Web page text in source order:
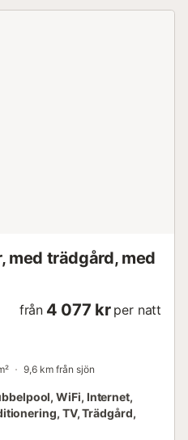
med trädgård, med
från 4 077 kr per natt
9,6 km från sjön
WiFi, Internet,
TV, Trädgård,